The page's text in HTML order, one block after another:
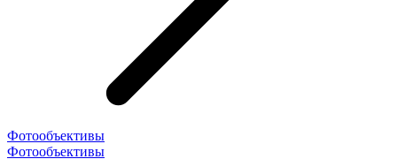
Фотообъективы
Фотообъективы